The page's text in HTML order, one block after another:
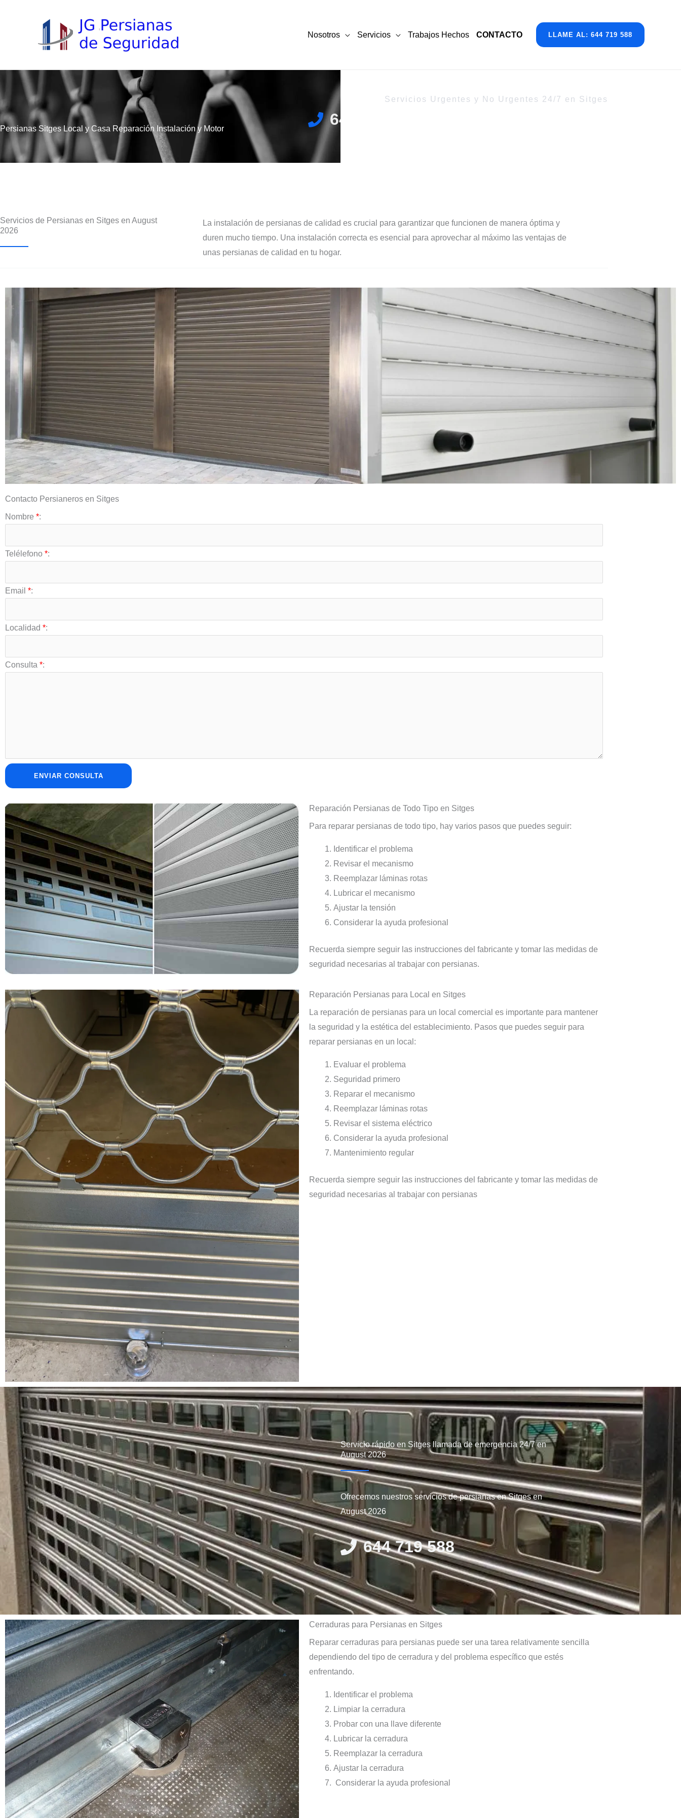
Nosotros Servicios Trabajos Hechos CONTACTO LLAME AL: 644 719 588
Persianas Sitges Local y Casa Reparación Instalación y Motor
Servicios Urgentes y No Urgentes 24/7 en Sitges
644 719 588
Servicios de Persianas en Sitges en August
2026
La instalación de persianas de calidad es crucial para garantizar que funcionen de manera óptima y
duren mucho tiempo. Una instalación correcta es esencial para aprovechar al máximo las ventajas de
unas persianas de calidad en tu hogar.
Contacto Persianeros en Sitges
Nombre *:
Telélefono *:
Email *:
Localidad *:
Consulta *:
Reparación Persianas de Todo Tipo en Sitges
Para reparar persianas de todo tipo, hay varios pasos que puedes seguir:
Identificar el problema
Revisar el mecanismo
Reemplazar láminas rotas
Lubricar el mecanismo
Ajustar la tensión
Considerar la ayuda profesional
Recuerda siempre seguir las instrucciones del fabricante y tomar las medidas de
seguridad necesarias al trabajar con persianas.
Reparación Persianas para Local en Sitges
La reparación de persianas para un local comercial es importante para mantener
la seguridad y la estética del establecimiento. Pasos que puedes seguir para
reparar persianas en un local:
Evaluar el problema
Seguridad primero
Reparar el mecanismo
Reemplazar láminas rotas
Revisar el sistema eléctrico
Considerar la ayuda profesional
Mantenimiento regular
Recuerda siempre seguir las instrucciones del fabricante y tomar las medidas de
seguridad necesarias al trabajar con persianas
Servicio rápido en Sitges llamada de emergencia 24/7 en
August 2026
Ofrecemos nuestros servicios de persianas en Sitges en
August 2026
644 719 588
Cerraduras para Persianas en Sitges
Reparar cerraduras para persianas puede ser una tarea relativamente sencilla
dependiendo del tipo de cerradura y del problema específico que estés
enfrentando.
Identificar el problema
Limpiar la cerradura
Probar con una llave diferente
Lubricar la cerradura
Reemplazar la cerradura
Ajustar la cerradura
Considerar la ayuda profesional